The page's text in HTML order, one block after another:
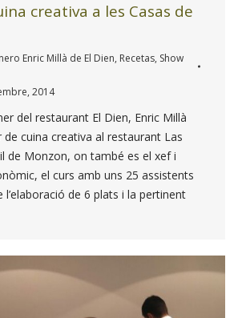
creativa a les Casas de
Enric Millà de El Dien, Recetas, Show
2014
restaurant El Dien, Enric Millà
cuina creativa al restaurant Las
de Monzon, on també es el xef i
el curs amb uns 25 assistents
l’elaboració de 6 plats i la pertinent